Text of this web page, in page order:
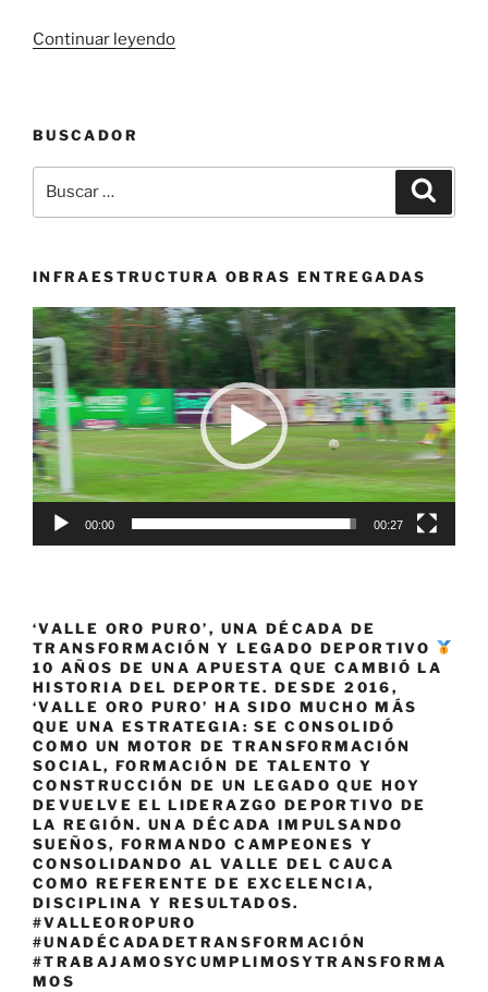
Continuar leyendo«Cali
magia
cine
niños
adolescentes
con
CALIBELULA»
BUSCADOR
por:
INFRAESTRUCTURA OBRAS ENTREGADAS
Reproductor
de
vídeo
00:00 00:27
‘VALLE ORO PURO’, UNA DÉCADA DE
TRANSFORMACIÓN Y LEGADO DEPORTIVO
10 AÑOS DE UNA APUESTA QUE CAMBIÓ LA
HISTORIA DEL DEPORTE. DESDE 2016,
‘VALLE ORO PURO’ HA SIDO MUCHO MÁS
QUE UNA ESTRATEGIA: SE CONSOLIDÓ
COMO UN MOTOR DE TRANSFORMACIÓN
SOCIAL, FORMACIÓN DE TALENTO Y
CONSTRUCCIÓN DE UN LEGADO QUE HOY
DEVUELVE EL LIDERAZGO DEPORTIVO DE
LA REGIÓN. UNA DÉCADA IMPULSANDO
SUEÑOS, FORMANDO CAMPEONES Y
CONSOLIDANDO AL VALLE DEL CAUCA
COMO REFERENTE DE EXCELENCIA,
DISCIPLINA Y RESULTADOS.
#VALLEOROPURO
#UNADÉCADADETRANSFORMACIÓN
#TRABAJAMOSYCUMPLIMOSYTRANSFORMA
MOS